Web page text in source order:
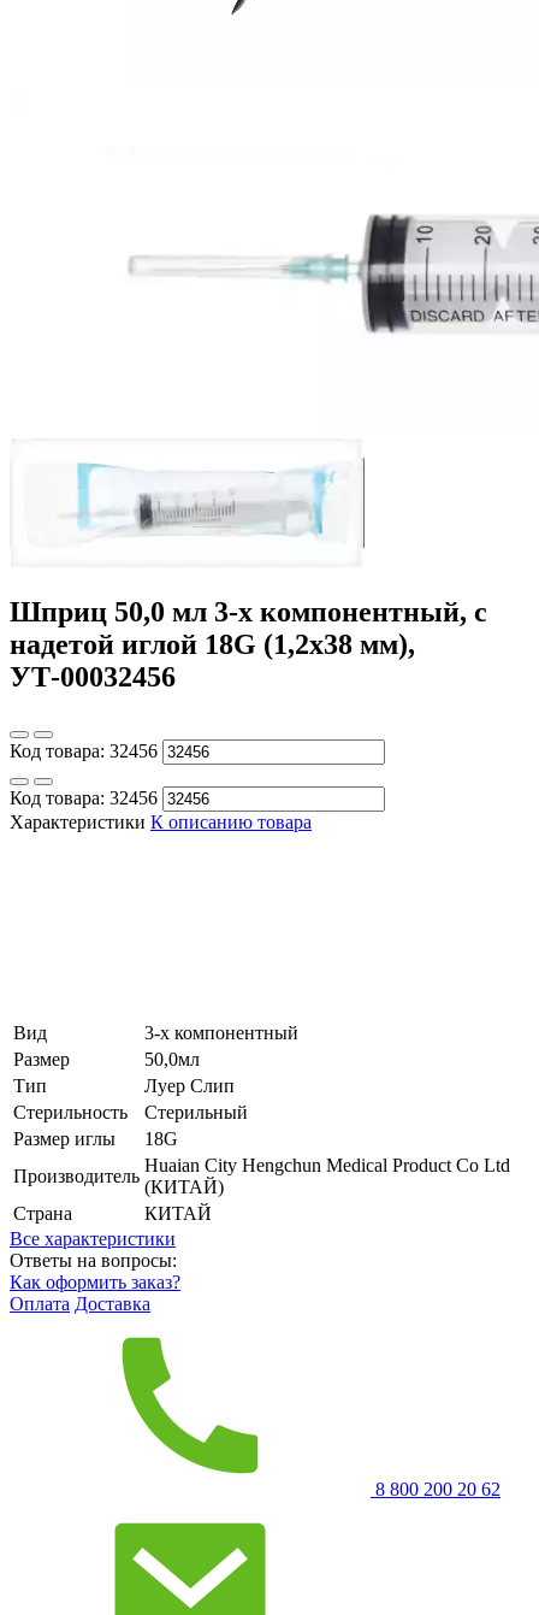
Шприц 50,0 мл 3-х компонентный, c
надетой иглой 18G (1,2х38 мм),
УТ-00032456
Код товара: 32456
Код товара: 32456
Характеристики К описанию товара
Вид
3-х компонентный
Размер
50,0мл
Тип
Луер Слип
Стерильность
Стерильный
Размер иглы
18G
Производитель
Huaian City Hengchun Medical Product Co Ltd
(КИТАЙ)
Страна
КИТАЙ
Все характеристики
Ответы на вопросы:
Как оформить заказ?
Оплата Доставка
8 800 200 20 62